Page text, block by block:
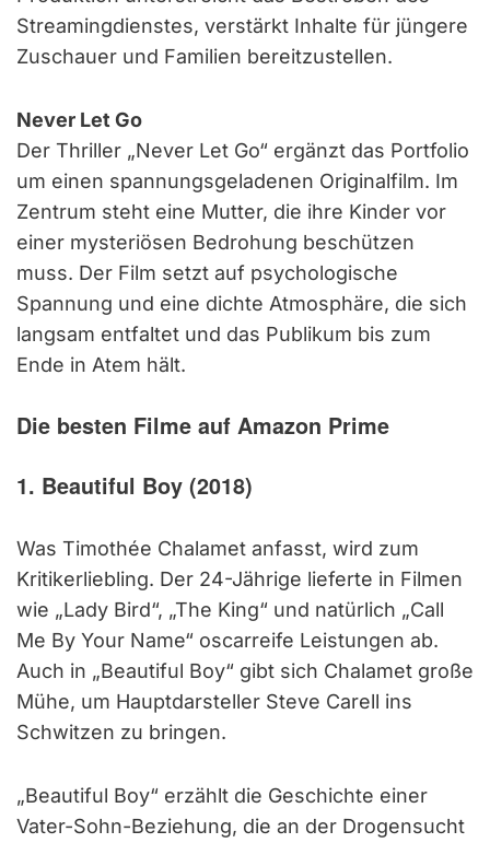
Streamingdienstes, verstärkt Inhalte für jüngere
Zuschauer und Familien bereitzustellen.
Never Let Go
Der Thriller „Never Let Go“ ergänzt das Portfolio
um einen spannungsgeladenen Originalfilm. Im
Zentrum steht eine Mutter, die ihre Kinder vor
einer mysteriösen Bedrohung beschützen
muss. Der Film setzt auf psychologische
Spannung und eine dichte Atmosphäre, die sich
langsam entfaltet und das Publikum bis zum
Ende in Atem hält.
Die besten Filme auf Amazon Prime
1. Beautiful Boy (2018)
Was Timothée Chalamet anfasst, wird zum
Kritikerliebling. Der 24-Jährige lieferte in Filmen
wie „Lady Bird“, „The King“ und natürlich „Call
Me By Your Name“ oscarreife Leistungen ab.
Auch in „Beautiful Boy“ gibt sich Chalamet große
Mühe, um Hauptdarsteller Steve Carell ins
Schwitzen zu bringen.
„Beautiful Boy“ erzählt die Geschichte einer
Vater-Sohn-Beziehung, die an der Drogensucht